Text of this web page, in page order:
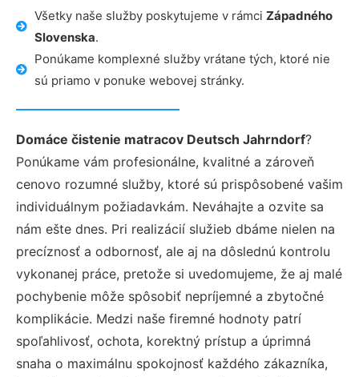
Všetky naše služby poskytujeme v rámci Západného
Slovenska.
Ponúkame komplexné služby vrátane tých, ktoré nie
sú priamo v ponuke webovej stránky.
Domáce čistenie matracov Deutsch Jahrndorf?
Ponúkame vám profesionálne, kvalitné a zároveň
cenovo rozumné služby, ktoré sú prispôsobené vašim
individuálnym požiadavkám. Neváhajte a ozvite sa
nám ešte dnes. Pri realizácií služieb dbáme nielen na
precíznosť a odbornosť, ale aj na dôslednú kontrolu
vykonanej práce, pretože si uvedomujeme, že aj malé
pochybenie môže spôsobiť nepríjemné a zbytočné
komplikácie. Medzi naše firemné hodnoty patrí
spoľahlivosť, ochota, korektný prístup a úprimná
snaha o maximálnu spokojnosť každého zákazníka,